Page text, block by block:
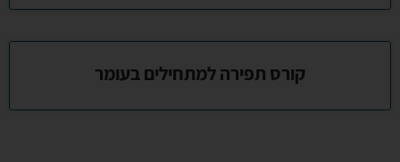
קורס תפירה למתחילים בעומר